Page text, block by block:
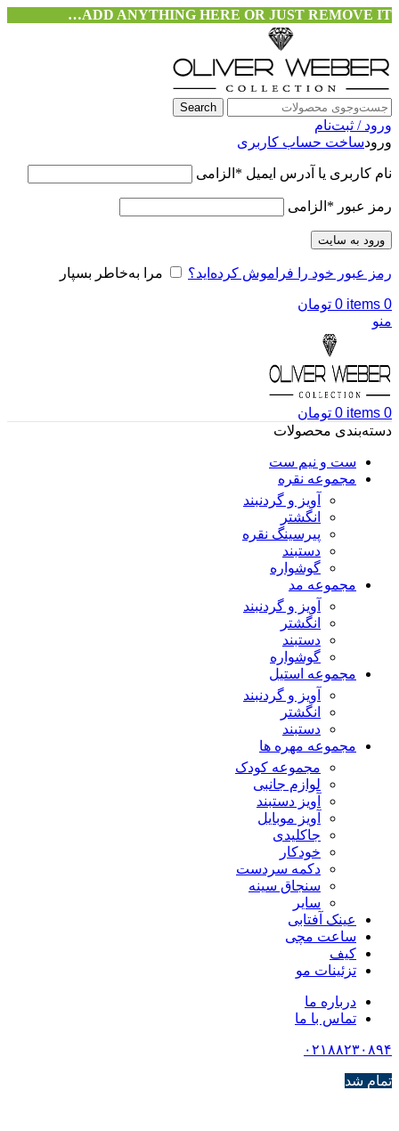
ADD ANYTHING HERE OR JUST REMOVE IT…
Search
ورود / ثبت‌نام
ورودساخت حساب کاربری
نام کاربری یا آدرس ایمیل * الزامی
رمز عبور * الزامی
ورود به سایت
رمز عبور خود را فراموش کرده‌اید؟ مرا به‌خاطر بسپار
0
items
0 تومان
منو
0
items
0 تومان
دسته‌بندی محصولات
ست و نیم ست
مجموعه نقره
آویز و گردنبند
انگشتر
پیرسینگ نقره
دستبند
گوشواره
مجموعه مد
آویز و گردنبند
انگشتر
دستبند
گوشواره
مجموعه استیل
آویز و گردنبند
انگشتر
دستبند
مجموعه مهره ها
مجموعه کودک
لوازم جانبی
آویز دستبند
آویز موبایل
جاکلیدی
خودکار
دکمه سردست
سنجاق سینه
سایر
عینک آفتابی
ساعت مچی
کیف
تزئینات مو
درباره ما
تماس با ما
۰۲۱۸۸۲۳۰۸۹۴
تمام شد